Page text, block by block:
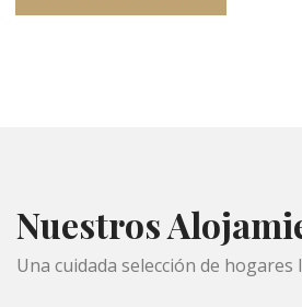
Nuestros
Una cuidada selección de